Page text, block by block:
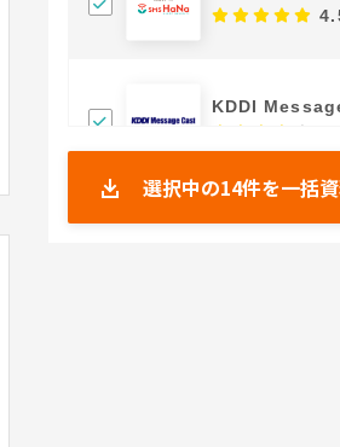
KDDI
WEBCAS SMS
選択中の14件を一括